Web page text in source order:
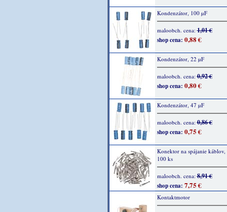
Kondenzátor, 100 µF
maloobch. cena:1,01 €
shop cena: 0,88 €
Kondenzátor, 22 µF
maloobch. cena:0,92 €
shop cena: 0,80 €
Kondenzátor, 47 µF
maloobch. cena:0,86 €
shop cena: 0,75 €
Konektor na spájanie
100 ks
maloobch. cena:8,91 €
shop cena: 7,75 €
Kontaktmotor